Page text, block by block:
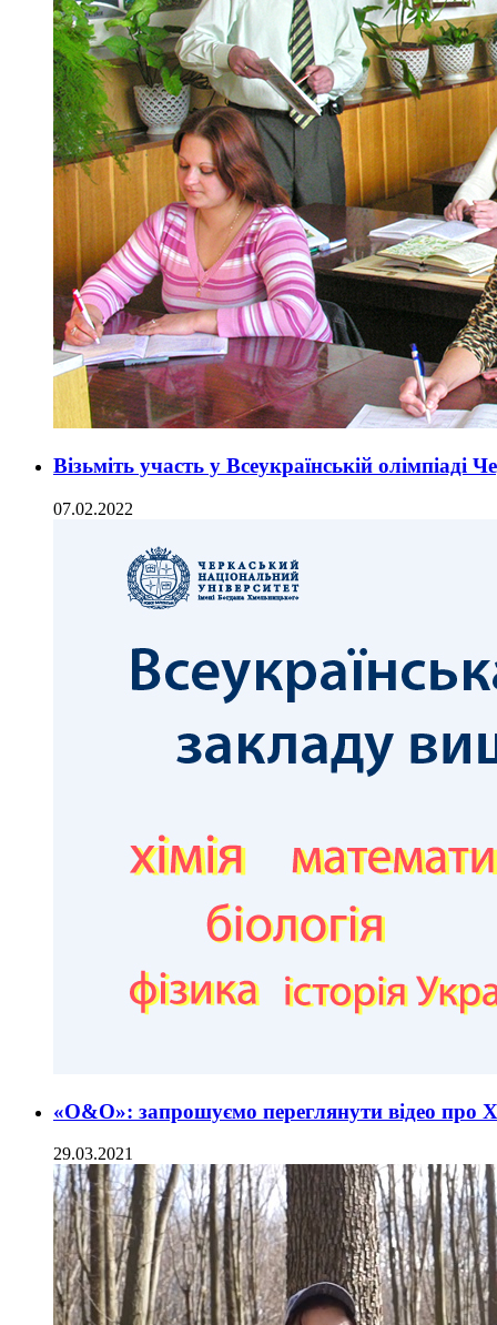
Візьміть участь у Всеукраїнській олімпіаді
07.02.2022
«О&О»: запрошуємо переглянути відео про
29.03.2021